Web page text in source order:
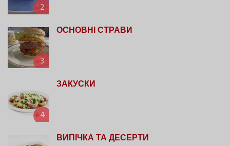
2
3
ОСНОВНІ СТРАВИ
4
ЗАКУСКИ
ВИПІЧКА ТА ДЕСЕРТИ